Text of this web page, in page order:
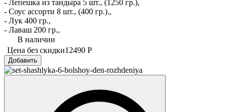
- Лепешка из тандыра 5 шт., (1250 гр.),
- Соус ассорти 8 шт., (400 гр.).,
- Лук 400 гр.,
- Лаваш 200 гр.,
В наличии
Цена без скидки12490 Р
Добавить